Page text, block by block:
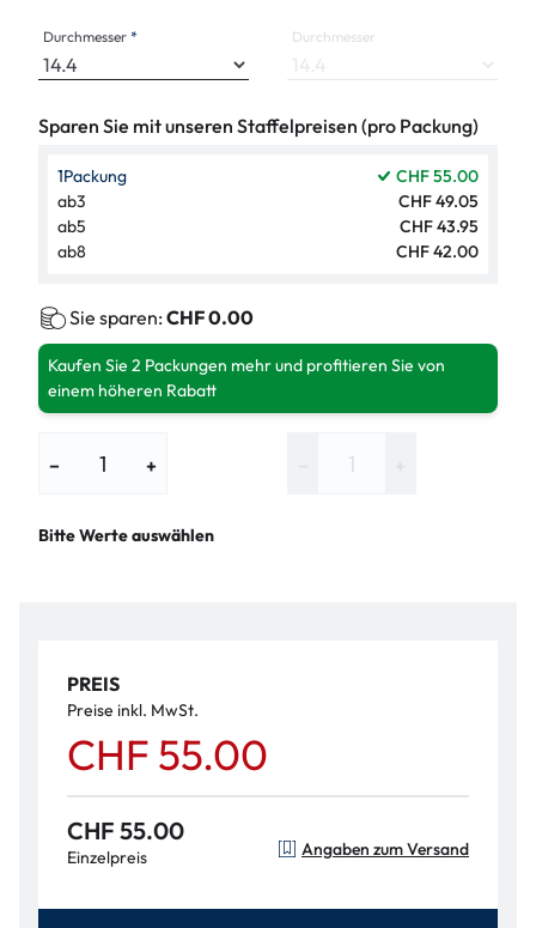
Durchmesser Durchmesser
Sparen Sie mit unseren Staffelpreisen (pro Packung)
1Packung
CHF 55.00
ab3
CHF 49.05
ab5
CHF 43.95
ab8 CHF 42.00
Sie sparen: CHF 0.00
Kaufen Sie 2 Packungen mehr und profitieren Sie von
einem höheren Rabatt
− +
Bitte Werte auswählen
PREIS
Preise inkl. MwSt.
CHF 55.00
CHF 55.00
Einzelpreis Angaben zum Versand